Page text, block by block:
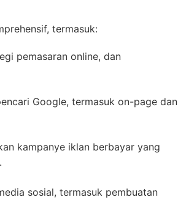
termasuk:
pemasaran online, dan
Google, termasuk on-page dan
kampanye iklan berbayar yang
sosial, termasuk pembuatan